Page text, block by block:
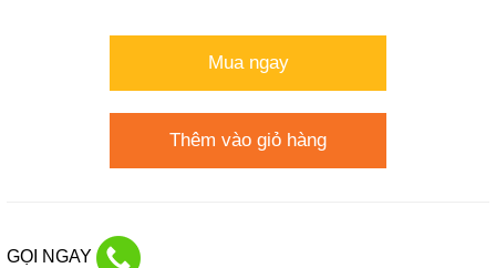
Mua ngay
Thêm vào giỏ hàng
GỌI NGAY